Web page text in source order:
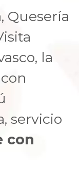
Quesería
la
servicio
con